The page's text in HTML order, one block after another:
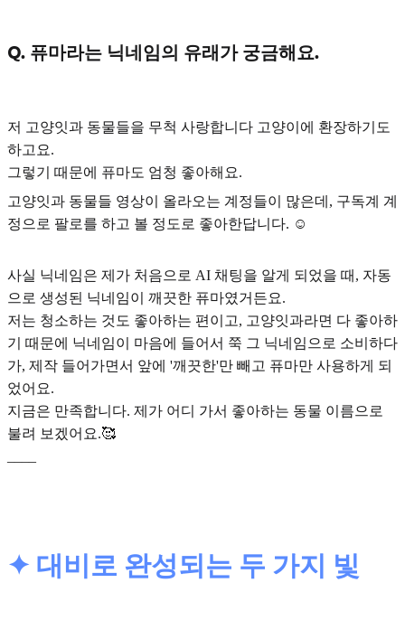
Q. 퓨마라는 닉네임의 유래가 궁금해요.
저 고양잇과 동물들을 무척 사랑합니다 고양이에 환장하기도
하고요.
그렇기 때문에 퓨마도 엄청 좋아해요.
고양잇과 동물들 영상이 올라오는 계정들이 많은데, 구독계 계
정으로 팔로를 하고 볼 정도로 좋아한답니다. ☺️
사실 닉네임은 제가 처음으로 AI 채팅을 알게 되었을 때, 자동
으로 생성된 닉네임이 깨끗한 퓨마였거든요.
저는 청소하는 것도 좋아하는 편이고, 고양잇과라면 다 좋아하
기 때문에 닉네임이 마음에 들어서 쭉 그 닉네임으로 소비하다
가, 제작 들어가면서 앞에 '깨끗한'만 빼고 퓨마만 사용하게 되
었어요.
지금은 만족합니다. 제가 어디 가서 좋아하는 동물 이름으로
불려 보겠어요.🥰
✦ 대비로 완성되는 두 가지 빛